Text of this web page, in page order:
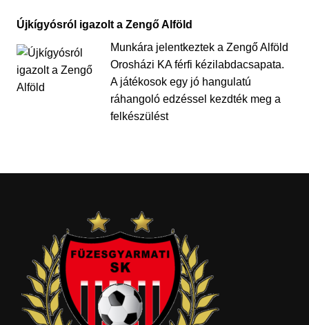
Újkígyósról igazolt a Zengő Alföld
Munkára jelentkeztek a Zengő Alföld
Orosházi KA férfi kézilabdacsapata.
A játékosok egy jó hangulatú
ráhangoló edzéssel kezdték meg a
felkészülést